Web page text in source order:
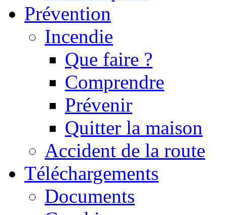
Prévention
Incendie
Que faire ?
Comprendre
Prévenir
Quitter la maison
Accident de la route
Téléchargements
Documents